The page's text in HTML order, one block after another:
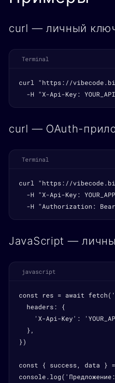
curl — личный
Terminal
curl "https://
-H "X-Api-Key:
curl — OAuth-
Terminal
curl "https://
-H "X-Api-Key:
-H "Authorization:
JavaScript —
javascript
const res = await
  headers: {
'X-Api-Key':
  },
})
const { success, data }